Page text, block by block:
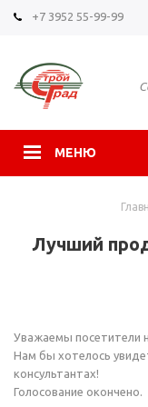
+7 3952 55-99-99
МЕНЮ
Лучший
Уважаемы посетители
Нам бы хотелось
консультантах!
Голосование окончено.